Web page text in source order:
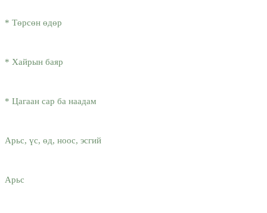
* Төрсөн өдөр
* Хайрын баяр
* Цагаан сар ба наадам
Арьс, үс, өд, ноос, эсгий
Арьс